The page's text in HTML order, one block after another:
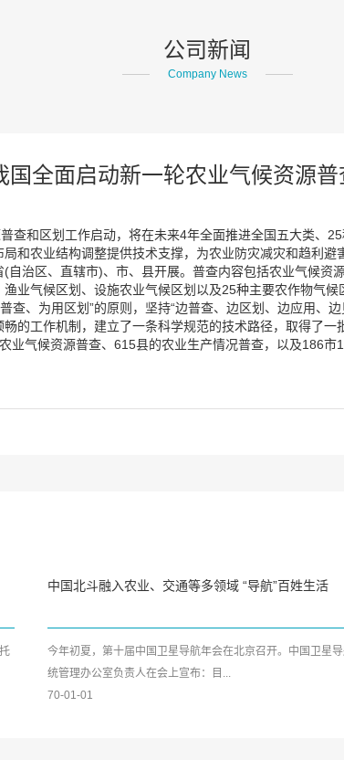
公司新闻
Company News
国全面启动新一轮农业气候资源普
查和区划工作启动，将在未来4年全面推进全国五大类、
和农业结构调整提供技术支撑，为农业防灾减灾和趋利避
治区、直辖市)、市、县开展。普查内容包括农业气候
业气候区划、设施农业气候区划以及25种主要农作物气候
查、为用区划”的原则，坚持“边普查、边区划、边应用、
的工作机制，建立了一条科学规范的技术路径，取得了
业气候资源普查、615县的农业生产情况普查，以及186
中国北斗融入农业、交通等多领域 “导航”百姓生活
今年初夏，第十届中国卫星导航年会在北京召开。中国卫星
统管理办公室负责人在会上宣布：目...
70-01-01